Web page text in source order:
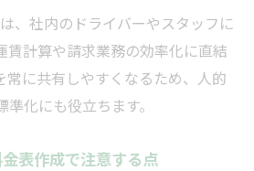
、社内のドライバーやスタッフに
賃計算や請求業務の効率化に直結
常に共有しやすくなるため、人的
化にも役立ちます。
表作成で注意する点